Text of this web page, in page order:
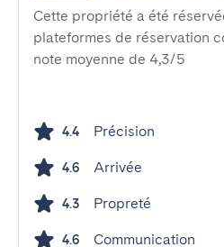
Cette propriété a été
plateformes de réservation
note moyenne de 4,3/5
4.4 Précision
4.6 Arrivée
4.3 Propreté
4.6 Communication